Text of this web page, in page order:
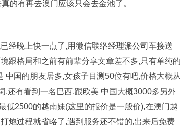
的有再去澳门应该只会去金池了。
经晚上快一点了,用微信联络经理派公司车接送
跟格局和之前有前辈分享文章差不多,只有单纯的
国的朋友居多,女孩子目测50位有吧,价格大概从
还有看到一名巴西,跟欧美 中国大概3000多另外
低2500的越南妹(这里的报价是一般价),在澳门越
炮过程就省略了,遇到服务还不错的,出来后免费